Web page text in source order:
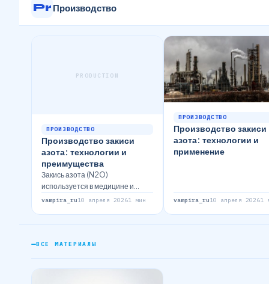
Pr Производство
PRODUCTION
ПРОИЗВОДСТВО
Производство закиси
азота: технологии и
преимущества
Закись азота (N2O)
используется в медицине и
пищевой промышленности.
vampira_ru10 апреля 20261 мин
ПРОИЗВОДСТВО
Производство закиси
азота: технологии и
применение
vampira_ru10 апреля 20261
ВСЕ МАТЕРИАЛЫ